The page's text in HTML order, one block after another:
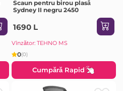
Scaun pentru birou plasă
Sydney II negru 2450
1690 L
Vînzător: TEHNO MS
0(0)
Cumpără Rapid